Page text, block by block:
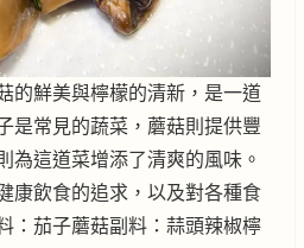
的鮮美與檸檬的清新，是一道
是常見的蔬菜，蘑菇則提供豐
為這道菜增添了清爽的風味。
康飲食的追求，以及對各種食
：茄子蘑菇副料：蒜頭辣椒檸